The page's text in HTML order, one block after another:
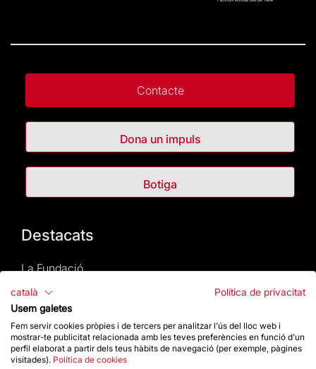
Contacte
Dona un impuls
Botiga
Destacats
La Fundació
Preguntes freqüents
Atenció al Visitant
català
Política de privacitat
Usem galetes
Fem servir cookies pròpies i de tercers per analitzar l'ús del lloc web i
mostrar-te publicitat relacionada amb les teves preferències en funció d'un
perfil elaborat a partir dels teus hàbits de navegació (per exemple, pàgines
visitades). Política de cookies